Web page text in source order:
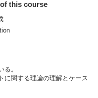
this course
。
に関する理論の理解とケース